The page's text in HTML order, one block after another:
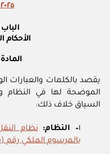
٢٠٢٥ / ٤)
الأحكام
يقصد بالكلمات والعبارات
الموضحة لها في النظام
السياق خلاف ذلك:
١– النظام:
نظام
بالمرسوم الملكي رقم (م /